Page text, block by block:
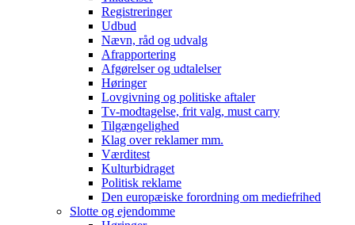
Registreringer
Udbud
Nævn, råd og udvalg
Afrapportering
Afgørelser og udtalelser
Høringer
Lovgivning og politiske aftaler
Tv-modtagelse, frit valg, must carry
Tilgængelighed
Klag over reklamer mm.
Værditest
Kulturbidraget
Politisk reklame
Den europæiske forordning om mediefrihed
Slotte og ejendomme